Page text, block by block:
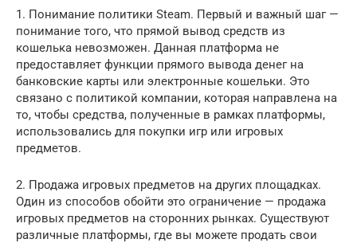
1. Понимание политики Steam. Первый и важный шаг —
понимание того, что прямой вывод средств из
кошелька невозможен. Данная платформа не
предоставляет функции прямого вывода денег на
банковские карты или электронные кошельки. Это
связано с политикой компании, которая направлена на
то, чтобы средства, полученные в рамках платформы,
использовались для покупки игр или игровых
предметов.
2. Продажа игровых предметов на других площадках.
Один из способов обойти это ограничение — продажа
игровых предметов на сторонних рынках. Существуют
различные платформы, где вы можете продать свои